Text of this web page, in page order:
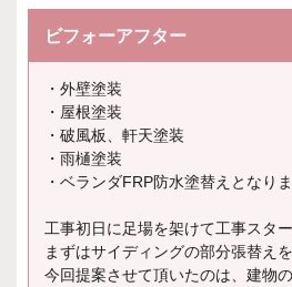
ビフォーアフター
・外壁塗装
・屋根塗装
・破風板、軒天塗装
・雨樋塗装
・ベランダFRP防水塗替えとなりま
工事初日に足場を架けて工事スター
まずはサイディングの部分張替え
今回提案させて頂いたのは、建物